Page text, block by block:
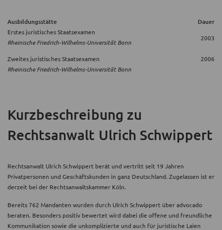
Ausbildungsstätte Dauer
Erstes juristisches Staatsexamen
Rheinische Friedrich-Wilhelms-Universität Bonn
2003
Zweites juristisches Staatsexamen
Rheinische Friedrich-Wilhelms-Universität Bonn
2006
Kurzbeschreibung zu
Rechtsanwalt Ulrich Schwippert
Rechtsanwalt Ulrich Schwippert berät und vertritt seit 19 Jahren
Privatpersonen und Geschäftskunden in ganz Deutschland. Zugelassen ist er
derzeit bei der Rechtsanwaltskammer Köln.
Bereits 762 Mandanten wurden durch Ulrich Schwippert über advocado
beraten. Besonders positiv bewertet wird dabei die offene und freundliche
Kommunikation sowie die unkomplizierte und auch für juristische Laien